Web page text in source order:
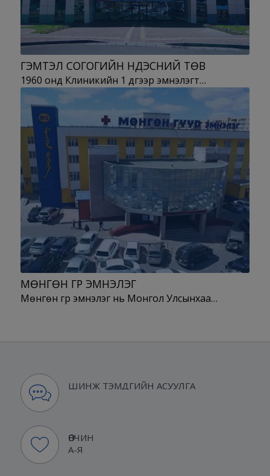
ГЭМТЭЛ СОГОГИЙН ҮНДЭСНИЙ ТӨВ
1960 онд Клиникийн 1 дүгээр эмнэлэгт…
МӨНГӨН ГҮҮР ЭМНЭЛЭГ
Мөнгөн гүүр эмнэлэг нь Монгол Улсынхаа…
ШИНЖ ТЭМДГИЙН АСУУЛГА
ӨВЧИН
А-Я